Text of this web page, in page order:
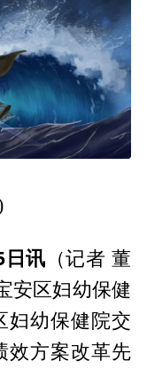
日讯 （记者 董
安区妇幼保健
妇幼保健院交
效方案改革先